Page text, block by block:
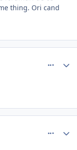
thing. Ori cand